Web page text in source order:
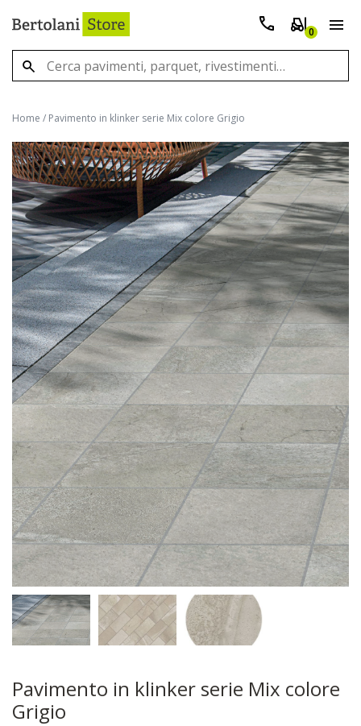
0
Home / Pavimento in klinker serie Mix colore Grigio
Pavimento in klinker serie Mix colore
Grigio